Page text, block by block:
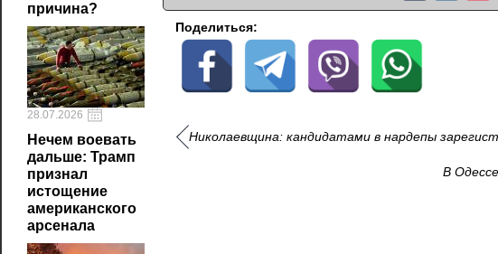
причина?
28.07.2026
Нечем воевать
дальше: Трамп
признал
истощение
американского
арсенала
Поделиться:
Николаевщина: кандидатами в нардепы
В